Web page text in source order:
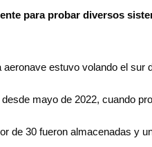
para probar diversos
estuvo volando el sur
mayo de 2022, cuando
de 30 fueron almacenadas y